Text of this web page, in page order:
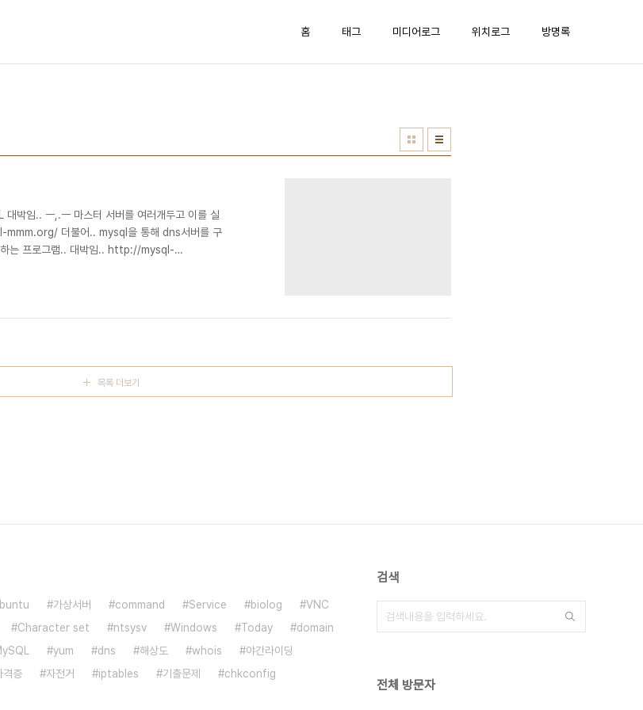
홈 태그 미디어로그 위치로그 방명록
임.. ㅡ,.ㅡ 마스터 서버를 여러개두고 이를 실
mmm.org/ 더불어.. mysql을 통해 dns서버를 구
하는 프로그램.. 대박임.. http://mysql-
목록 더보기
가상서버 command Service biolog
VNC
Character set ntsysv Windows Today
domain
yum dns 해상도 whois
야간라이딩
격증 자전거 iptables 기출문제 chkconfig
검색
전체 방문자